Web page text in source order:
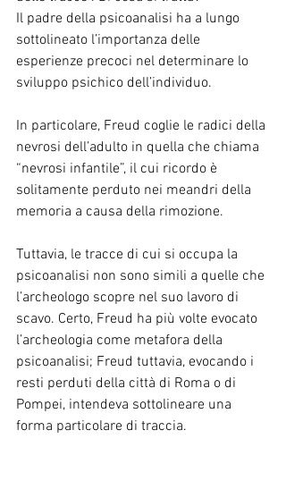
Il padre della psicoanalisi ha a lungo
sottolineato l’importanza delle
esperienze precoci nel determinare lo
sviluppo psichico dell’individuo.
In particolare, Freud coglie le radici della
nevrosi dell’adulto in quella che chiama
“nevrosi infantile”, il cui ricordo è
solitamente perduto nei meandri della
memoria a causa della rimozione.
Tuttavia, le tracce di cui si occupa la
psicoanalisi non sono simili a quelle che
l’archeologo scopre nel suo lavoro di
scavo. Certo, Freud ha più volte evocato
l’archeologia come metafora della
psicoanalisi; Freud tuttavia, evocando i
resti perduti della città di Roma o di
Pompei, intendeva sottolineare una
forma particolare di traccia.